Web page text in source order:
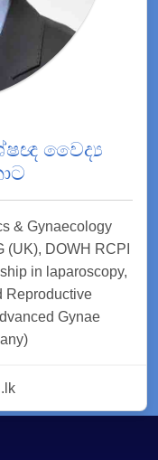
වෛද්‍ය
& Gynaecology
(UK), DOWH RCPI
in laparoscopy,
Reproductive
Gynae